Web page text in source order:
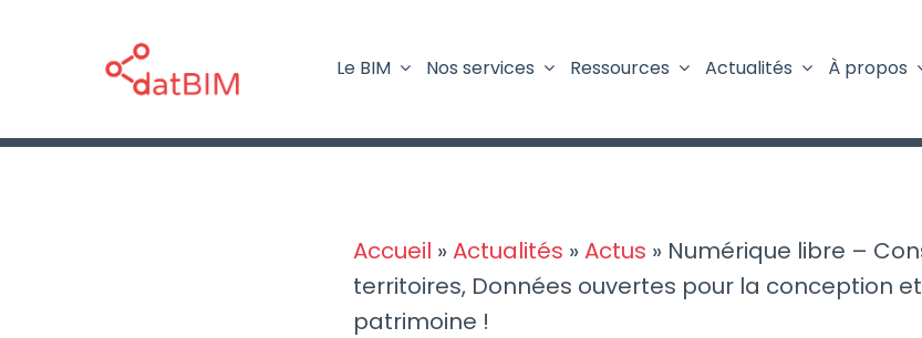
Le BIM Nos services Ressources Actualités À propos
Accueil »Actualités »Actus » Numérique libre –
territoires, Données ouvertes pour la conception
patrimoine !